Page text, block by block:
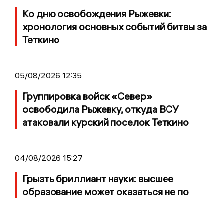
Ко дню освобождения Рыжевки:
хронология основных событий битвы за
Теткино
05/08/2026 12:35
Группировка войск «Север»
освободила Рыжевку, откуда ВСУ
атаковали курский поселок Теткино
04/08/2026 15:27
Грызть бриллиант науки: высшее
образование может оказаться не по